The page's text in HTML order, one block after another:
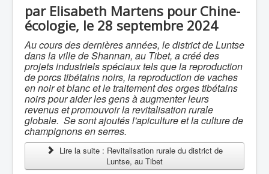
par Elisabeth Martens pour Chine-
écologie, le 28 septembre 2024
Au cours des dernières années, le district de Luntse
dans la ville de Shannan, au Tibet, a créé des
projets industriels spéciaux tels que la reproduction
de porcs tibétains noirs, la reproduction de vaches
en noir et blanc et le traitement des orges tibétains
noirs pour aider les gens à augmenter leurs
revenus et promouvoir la revitalisation rurale
globale. Se sont ajoutés l'apiculture et la culture de
champignons en serres.
Lire la suite : Revitalisation rurale du district de
Luntse, au Tibet